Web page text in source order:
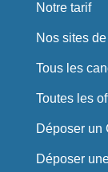
Notre tarif
Nos sites
Tous les
Toutes les
Déposer un
Déposer